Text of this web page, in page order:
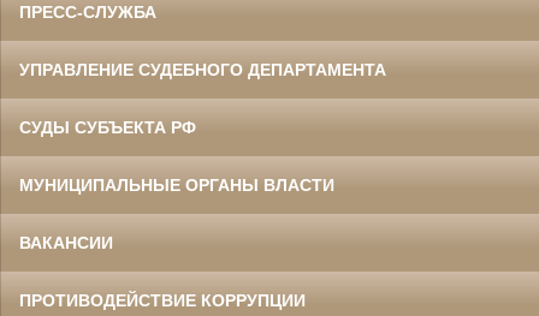
ПРЕСС-СЛУЖБА
УПРАВЛЕНИЕ СУДЕБНОГО ДЕПАРТАМЕНТА
СУДЫ СУБЪЕКТА РФ
МУНИЦИПАЛЬНЫЕ ОРГАНЫ ВЛАСТИ
ВАКАНСИИ
ПРОТИВОДЕЙСТВИЕ КОРРУПЦИИ